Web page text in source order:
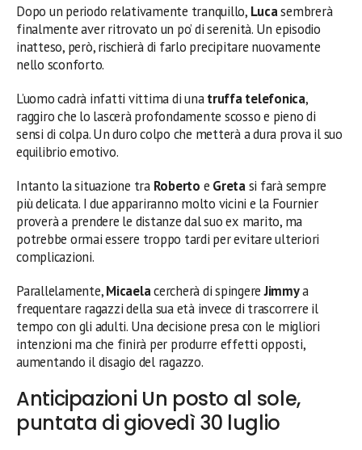
Dopo un periodo relativamente tranquillo, Lucasembrerà
finalmente aver ritrovato un po’ di serenità. Un episodio
inatteso, però, rischierà di farlo precipitare nuovamente
nello sconforto.
L’uomo cadrà infatti vittima di unatruffa telefonica,
raggiro che lo lascerà profondamente scosso e pieno di
sensi di colpa. Un duro colpo che metterà a dura prova il suo
equilibrio emotivo.
Intanto la situazione tra Roberto e Gretasi farà sempre
più delicata. I due appariranno molto vicini e la Fournier
proverà a prendere le distanze dal suo ex marito, ma
potrebbe ormai essere troppo tardi per evitare ulteriori
complicazioni.
Parallelamente,Micaelacercherà di spingereJimmya
frequentare ragazzi della sua età invece di trascorrere il
tempo con gli adulti. Una decisione presa con le migliori
intenzioni ma che finirà per produrre effetti opposti,
aumentando il disagio del ragazzo.
Anticipazioni Un posto al sole,
puntata di giovedì 30 luglio